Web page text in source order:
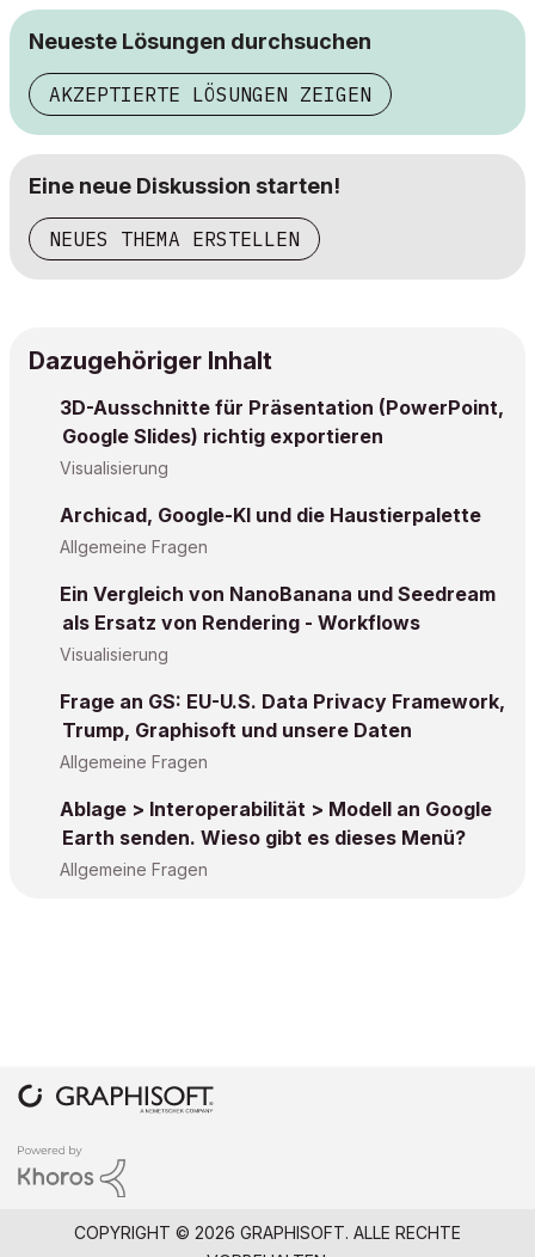
Neueste Lösungen durchsuchen
AKZEPTIERTE LÖSUNGEN ZEIGEN
Eine neue Diskussion starten!
NEUES THEMA ERSTELLEN
Dazugehöriger Inhalt
3D-Ausschnitte für Präsentation (PowerPoint,
Google Slides) richtig exportieren
Visualisierung
Archicad, Google-KI und die Haustierpalette
Allgemeine Fragen
Ein Vergleich von NanoBanana und Seedream
als Ersatz von Rendering - Workflows
Visualisierung
Frage an GS: EU-U.S. Data Privacy Framework,
Trump, Graphisoft und unsere Daten
Allgemeine Fragen
Ablage > Interoperabilität > Modell an Google
Earth senden. Wieso gibt es dieses Menü?
Allgemeine Fragen
COPYRIGHT © 2026 GRAPHISOFT. ALLE RECHTE